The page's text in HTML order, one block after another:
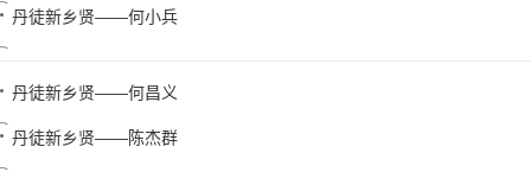
丹徒新乡贤——何小兵
丹徒新乡贤——何昌义
丹徒新乡贤——陈杰群